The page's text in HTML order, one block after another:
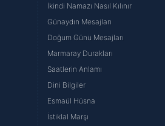
İkindi Namazı Nasıl Kılınır
Günaydın Mesajları
Doğum Günü Mesajları
Marmaray Durakları
Saatlerin Anlamı
Dini Bilgiler
Esmaül Hüsna
İstiklal Marşı